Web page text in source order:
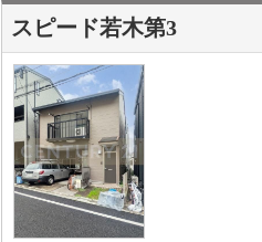
スピード若木第3